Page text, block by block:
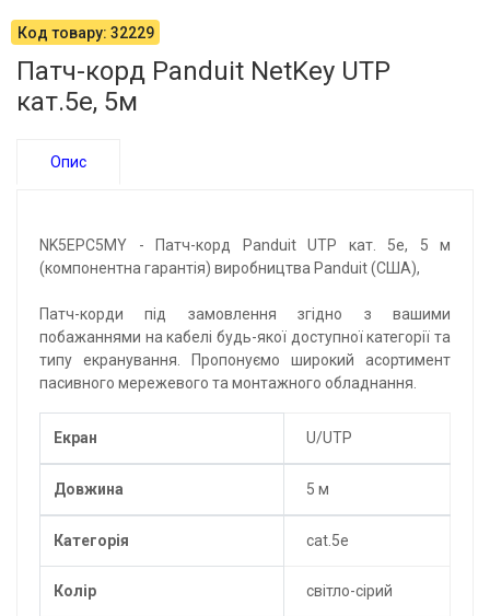
Код товару: 32229
Патч-корд Panduit NetKey UTP
кат.5e, 5м
Опис
NK5EPC5MY - Патч-корд Panduit UTP кат. 5e, 5 м
(компонентна гарантія) виробництва Panduit (США),
Патч-корди під замовлення згідно з вашими
побажаннями на кабелі будь-якої доступної категорії та
типу екранування. Пропонуємо широкий асортимент
пасивного мережевого та монтажного обладнання.
Екран U/UTP
Довжина 5 м
Категорія cat.5e
Колір світло-сірий